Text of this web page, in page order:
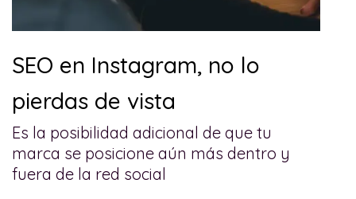
SEO en Instagram, no lo
pierdas de vista
Es la posibilidad adicional de que tu
marca se posicione aún más dentro y
fuera de la red social